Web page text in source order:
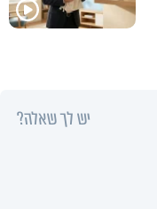
יש לך שאלה?